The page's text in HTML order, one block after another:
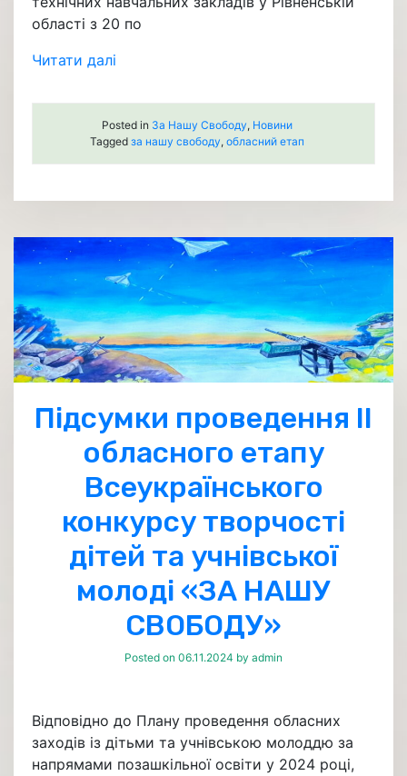
області з 20 по
Читати далі
Posted in За Нашу Свободу, Новини
Tagged за нашу свободу, обласний етап
Підсумки проведення ІІ
обласного етапу
Всеукраїнського
конкурсу творчості
дітей та учнівської
молоді «ЗА НАШУ
СВОБОДУ»
Posted on 06.11.2024 by admin
Відповідно до Плану проведення обласних
заходів із дітьми та учнівською молоддю за
напрямами позашкільної освіти у 2024 році,